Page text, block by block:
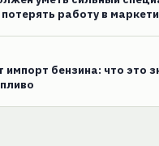
работу в
импорт бензина: что это